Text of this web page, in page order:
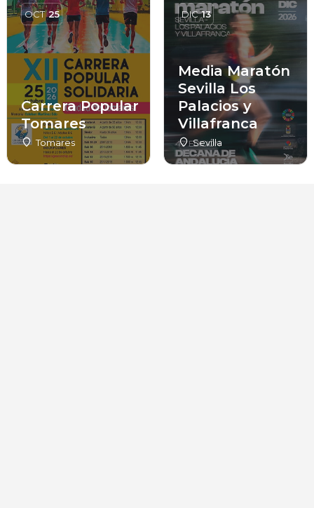
Carrera Popular
Tomares
Tomares
OCT 25
Media Maratón
Sevilla Los
Palacios y
Villafranca
Sevilla
DIC 13